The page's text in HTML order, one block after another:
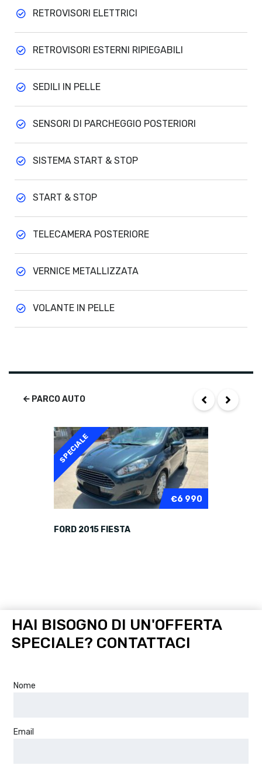
RETROVISORI ELETTRICI
RETROVISORI ESTERNI RIPIEGABILI
SEDILI IN PELLE
SENSORI DI PARCHEGGIO POSTERIORI
SISTEMA START & STOP
START & STOP
TELECAMERA POSTERIORE
VERNICE METALLIZZATA
VOLANTE IN PELLE
PARCO AUTO
SPECIALE
€6 990
FORD 2015 FIESTA
HAI BISOGNO DI UN'OFFERTA
SPECIALE? CONTATTACI
Nome
Email